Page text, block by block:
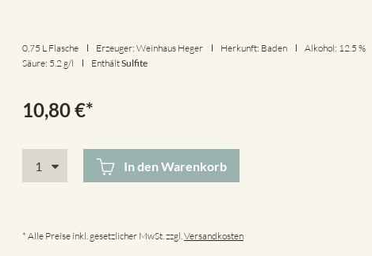
0.75 L Flasche Erzeuger: Weinhaus Heger Herkunft: Baden Alkohol: 12.5 %
Säure: 5.2 g/l
EnthältSulfite
10,80€*
In den Warenkorb
* Alle Preise inkl. gesetzlicher MwSt. zzgl.Versandkosten